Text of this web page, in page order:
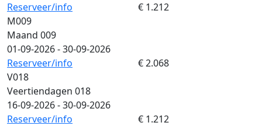
Reserveer/info
€ 1.212
M009
Maand 009
01-09-2026 - 30-09-2026
Reserveer/info
€ 2.068
V018
Veertiendagen 018
16-09-2026 - 30-09-2026
Reserveer/info
€ 1.212